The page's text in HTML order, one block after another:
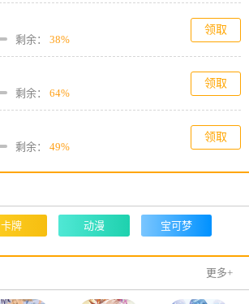
剩余： 38%
领取
剩余： 64%
领取
剩余： 49%
领取
卡牌 动漫 宝可梦
更多+